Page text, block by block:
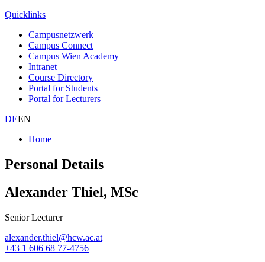
Quicklinks
Campusnetzwerk
Campus Connect
Campus Wien Academy
Intranet
Course Directory
Portal for Students
Portal for Lecturers
DEEN
Home
Personal Details
Alexander Thiel, MSc
Senior Lecturer
alexander.thiel@hcw.ac.at
+43 1 606 68 77-4756